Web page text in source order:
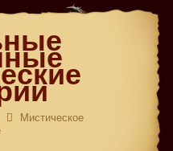
Мистическое